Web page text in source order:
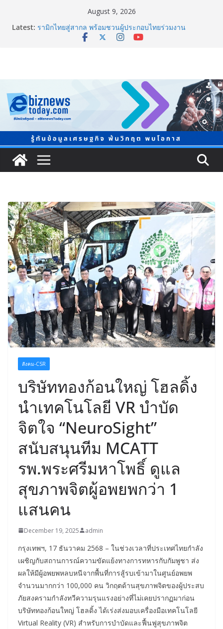
August 9, 2026
Latest: ภาครัฐ-เอกชนจับมือสัมมนาใหญ่ ยกระดับอุตสาหกรรมเซ
รามิกไทยสู่สากล พร้อมชวนผู้ประกอบไทยร่วมงาน
นิทรรศการยกระดับ…ความเป็นห่วง” ในงาน Hug
ยิ่งใหญ่ Thailand e-Commerce Expo 2026 ผนึกกว่า 50
พันธมิตร ปั้นผู้ประกอบการไทยสู่ตลาดโลก คาดเงินสะพัด
กว่า 300 ล้านบาท
LORDNINE จัดศึกคนดังสายเกม ไทย ปะทะ ฟิลิปปินส์ ใน
“Rise of the Tenth Lord” เปิดสงครามกิลด์ข้ามประเทศ
ฉลองเซิร์ฟเวอร์ใหม่ เฮเลนา
แพทย์เผย โรคไม่ติดต่อเรื้อรัง NCDs คร่าชีวิตคนไทยก่อน
วัยอันควร ทำสูญเสียทางเศรษฐกิจมหาศาล 1.6 ล้านล้าน
สังคม-CSR
บริษัททองก้อนใหญ่ โฮลดิ้ง
นำเทคโนโลยี VR บำบัด
จิตใจ “NeuroSight”
สนับสนุนทีม MCATT
รพ.พระศรีมหาโพธิ์ ดูแล
สุขภาพจิตผู้อพยพกว่า 1
แสนคน
December 19, 2025 admin
กรุงเทพฯ, 17 ธันวาคม 2568 – ในช่วงเวลาที่ประเทศไทยกำลัง
เผชิญกับสถานการณ์ความขัดแย้งทางการทหารกับกัมพูชา ส่ง
ผลให้มีผู้อพยพหลบหนีจากพื้นที่การสู้รบเข้ามาในศูนย์อพยพ
จำนวนมากกว่า 100,000 คน วิกฤตด้านสุขภาพจิตของผู้ประสบ
ภัยสงครามกำลังทวีความรุนแรงอย่างที่ไม่เคยปรากฏมาก่อน
บริษัททองก้อนใหญ่ โฮลดิ้ง ได้เร่งส่งมอบเครื่องมือเทคโนโลยี
Virtual Reality (VR) สำหรับการบำบัดและฟื้นฟูสุขภาพจิต